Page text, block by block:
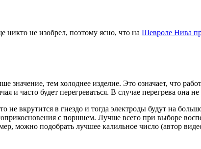
никто не изобрел, поэтому ясно, что на Шевроле Нива
тем холоднее изделие. Это означает, что
и часто будет перегреваться. В случае перегрева она
не вкрутится в гнездо и тогда электроды будут на
с поршнем. Лучше всего при выборе
можно подобрать лучшее калильное число (автор